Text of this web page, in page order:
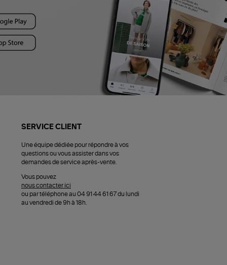
SERVICE CLIENT
Une équipe dédiée pour répondre à vos
questions ou vous assister dans vos
demandes de service après-vente.
Vous pouvez
nous contacter ici
ou par téléphone au 04 91 44 61 67 du lundi
au vendredi de 9h à 18h.